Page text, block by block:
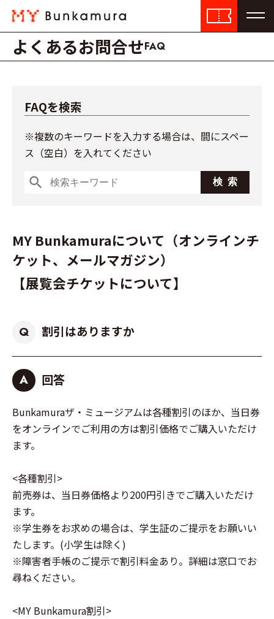
よくあるお問合せFAQ
FAQを検索
※複数のキーワードを入力する場合は、間にスペー
ス（空白）を入れてください
search
MY Bunkamuraについて（オンラインチ
ケット、メールマガジン）
【展覧会チケットについて】
Q 割引はありますか
A 回答
Bunkamuraザ・ミュージアムは各種割引のほか、当日券
をオンラインでご利用の方は割引価格でご購入いただけ
ます。
<各種割引>
前売券は、当日券価格より200円引きでご購入いただけ
ます。
※学生券をお求めの場合は、学生証のご提示をお願いい
たします。(小学生は除く)
※障害者手帳のご提示で割引料金あり。詳細は窓口でお
尋ねください。
<MY Bunkamura割引>